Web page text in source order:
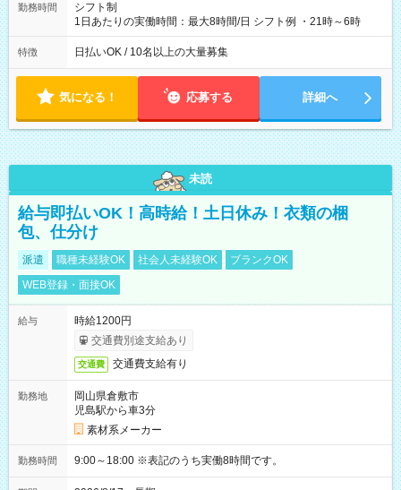
勤務時間
シフト制
1日あたりの実働時間：最大8時間/日 シフト例 ・21時～6時
特徴 日払いOK / 10名以上の大量募集
気になる！ 応募する 詳細へ
未読
給与即払いOK！高時給！土日休み！衣類の梱
包、仕分け
派遣 職種未経験OK 社会人未経験OK
ブランクOK
WEB登録・面接OK
給与
時給1200円
交通費別途支給あり
交通費 交通費支給有り
勤務地
岡山県倉敷市
児島駅から車3分
素材系メーカー
勤務時間 9:00～18:00 ※表記のうち実働8時間です。